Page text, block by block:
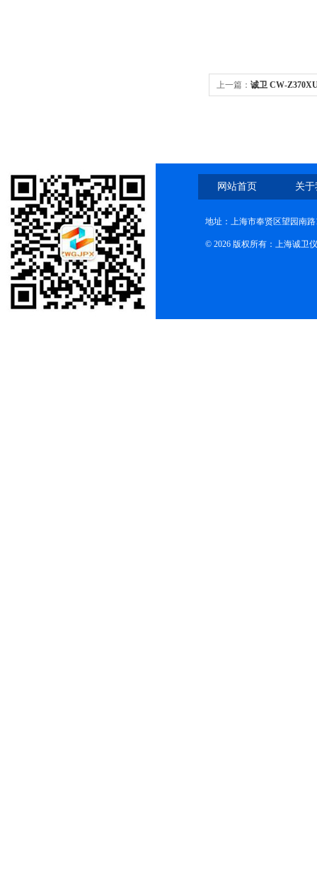
上一篇： 诚卫 CW-
网站首页 关
地址：上海市奉贤区望园南路
© 2026 版权所有：上海诚卫